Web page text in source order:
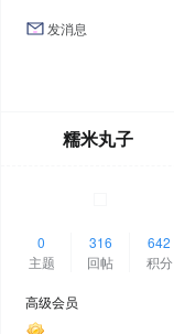
发消息
糯米丸子
0
主题
316
回帖
642
积分
高级会员